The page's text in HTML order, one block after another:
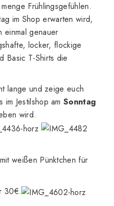
Frühlingsgefühlen.
im Shop erwarten wird,
einmal genauer
locker, flockige
Basic T-Shirts die
lange und zeige euch
im Jestilshop amSonntag
wird.
weißen Pünktchen für
30€.